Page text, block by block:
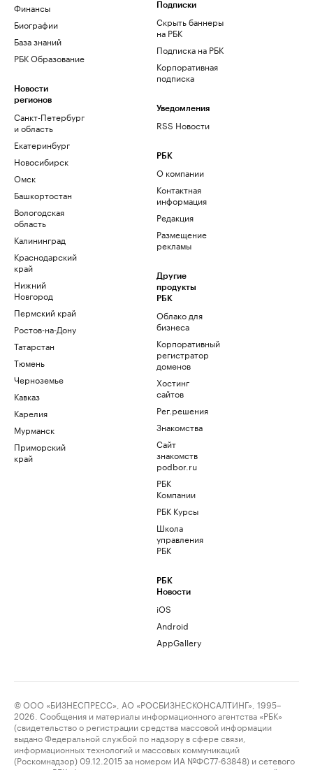
Финансы
Биографии
База знаний
РБК Образование
Новости
регионов
Санкт-Петербург
и область
Екатеринбург
Новосибирск
Омск
Башкортостан
Вологодская
область
Калининград
Краснодарский
край
Нижний
Новгород
Пермский край
Ростов-на-Дону
Татарстан
Тюмень
Черноземье
Кавказ
Карелия
Мурманск
Приморский
край
Подписки
Скрыть баннеры
на РБК
Подписка на РБК
Корпоративная
подписка
Уведомления
RSS Новости
РБК
О компании
Контактная
информация
Редакция
Размещение
рекламы
Другие
продукты
РБК
Облако для
бизнеса
Корпоративный
регистратор
доменов
Хостинг
сайтов
Рег.решения
Знакомства
Сайт
знакомств
podbor.ru
РБК
Компании
РБК Курсы
Школа
управления
РБК
РБК
Новости
iOS
Android
AppGallery
© ООО «БИЗНЕСПРЕСС», АО «РОСБИЗНЕСКОНСАЛТИНГ», 1995–
2026. Сообщения и материалы информационного агентства «РБК»
(свидетельство о регистрации средства массовой информации
выдано Федеральной службой по надзору в сфере связи,
информационных технологий и массовых коммуникаций
(Роскомнадзор) 09.12.2015 за номером ИА №ФС77-63848) и сетевого